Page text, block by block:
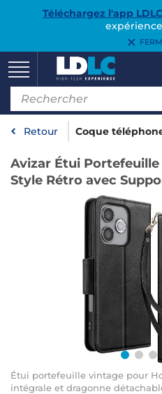
Téléchargez l'app LDLC
Retour Coque
Avizar Étui
Style Rétro avec
Étui portefeuille vintage pour
intégrale et dragonne